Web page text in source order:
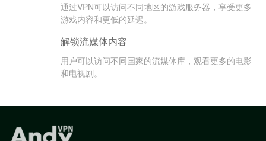
通过VPN可以访问不同地区的游戏服务器，享受更多
游戏内容和更低的延迟。
解锁流媒体内容
用户可以访问不同国家的流媒体库，观看更多的电影
和电视剧。